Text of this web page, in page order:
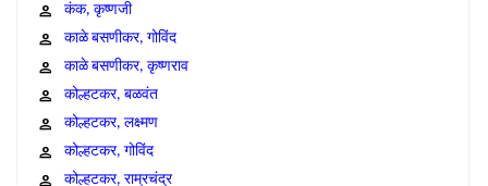
कंक, कृष्णजी
काळे बसणीकर, गोविंद
काळे बसणीकर, कृष्णराव
कोल्हटकर, बळवंत
कोल्हटकर, लक्ष्मण
कोल्हटकर, गोविंद
कोल्हटकर, राम्रचंद्र